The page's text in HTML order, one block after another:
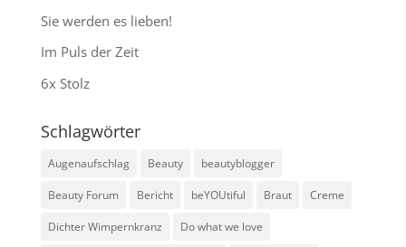
Sie werden es lieben!
Im Puls der Zeit
6x Stolz
Schlagwörter
Augenaufschlag Beauty beautyblogger
Beauty Forum Bericht beYOUtiful Braut Creme
Dichter Wimpernkranz Do what we love